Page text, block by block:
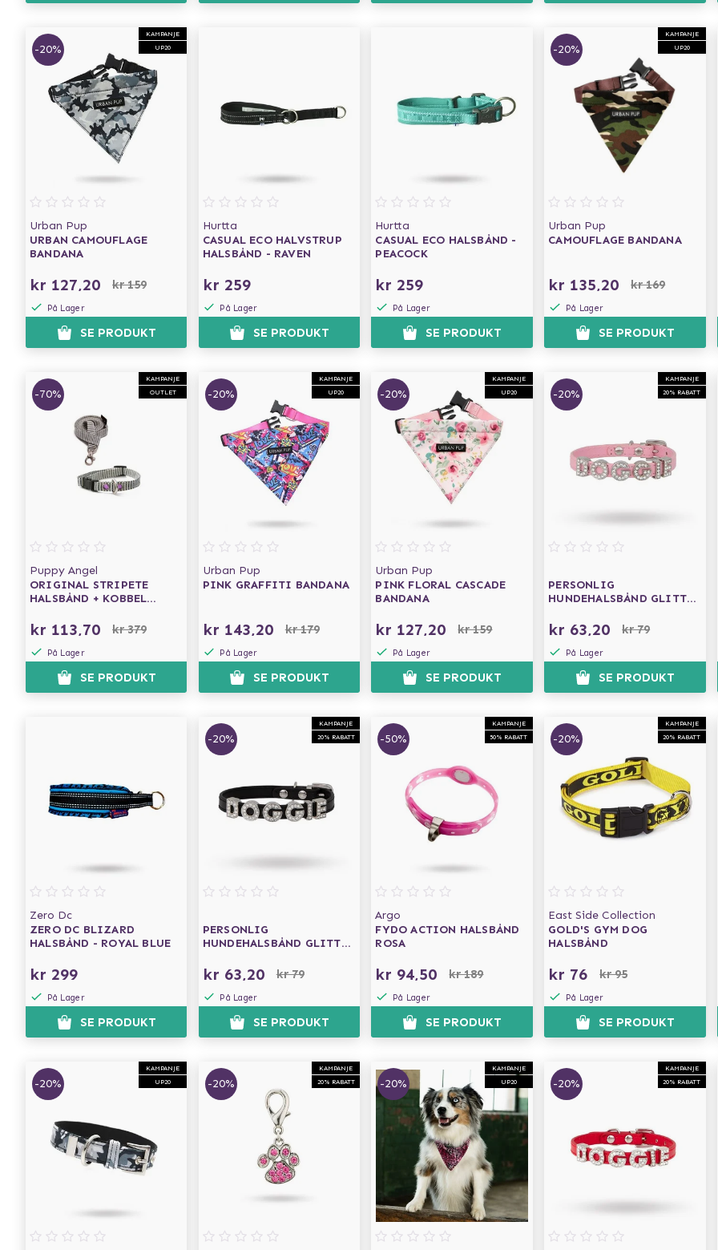
KAMPANJE
UP20
-20%
Urban Pup
URBAN CAMOUFLAGE
BANDANA
kr 127,20 kr 159
På Lager
SE PRODUKT
Hurtta
CASUAL ECO HALVSTRUP
HALSBÅND - RAVEN
kr 259
På Lager
SE PRODUKT
Hurtta
CASUAL ECO HALSBÅND -
PEACOCK
kr 259
På Lager
SE PRODUKT
KAMPANJE
UP20
-20%
Urban Pup
CAMOUFLAGE BANDANA
kr 135,20 kr 169
På Lager
SE PRODUKT
KAMPANJE
OUTLET
-70%
Puppy Angel
ORIGINAL STRIPETE
HALSBÅND + KOBBEL
kr 113,70 kr 379
På Lager
SE PRODUKT
KAMPANJE
UP20
-20%
Urban Pup
PINK GRAFFITI BANDANA
kr 143,20 kr 179
På Lager
SE PRODUKT
KAMPANJE
UP20
-20%
Urban Pup
PINK FLORAL CASCADE
BANDANA
kr 127,20 kr 159
På Lager
SE PRODUKT
KAMPANJE
20% RABATT
-20%
PERSONLIG
HUNDEHALSBÅND GLITTER
kr 63,20 kr 79
På Lager
SE PRODUKT
Zero Dc
ZERO DC BLIZARD
HALSBÅND - ROYAL BLUE
kr 299
På Lager
SE PRODUKT
KAMPANJE
20% RABATT
-20%
PERSONLIG
HUNDEHALSBÅND GLITTER
kr 63,20 kr 79
På Lager
SE PRODUKT
KAMPANJE
50% RABATT
-50%
Argo
FYDO ACTION HALSBÅND
ROSA
kr 94,50 kr 189
På Lager
SE PRODUKT
KAMPANJE
20% RABATT
-20%
East Side Collection
GOLD'S GYM DOG
HALSBÅND
kr 76 kr 95
På Lager
SE PRODUKT
KAMPANJE
UP20
-20%
KAMPANJE
20% RABATT
-20%
KAMPANJE
UP20
-20%
KAMPANJE
20% RABATT
-20%